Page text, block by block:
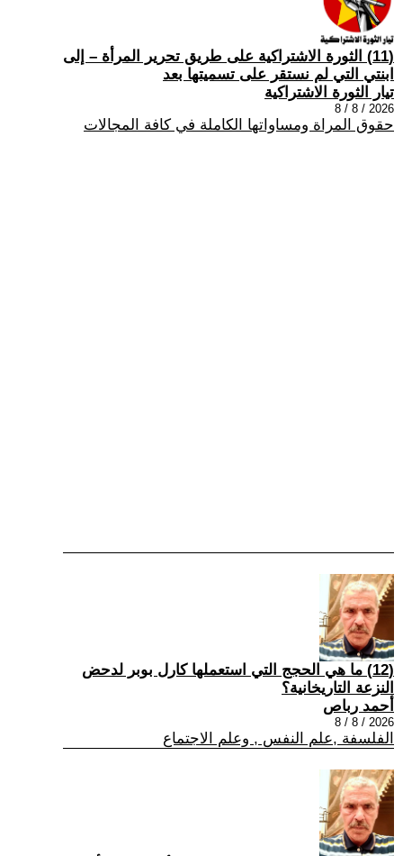
(11) الثورة الاشتراكية على طريق تحرير المرأة – إلى
ابنتي التي لم نستقر على تسميتها بعد
تيار الثورة الاشتراكية
2026 / 8 / 8
حقوق المراة ومساواتها الكاملة في كافة المجالات
(12) ما هي الحجج التي استعملها كارل بوبر لدحض
النزعة التاريخانية؟
أحمد رباص
2026 / 8 / 8
الفلسفة ,علم النفس , وعلم الاجتماع